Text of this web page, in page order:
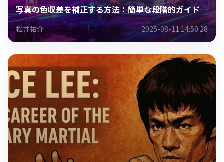
写真の色収差を補正する方法：簡単な段階的ガイド
松井祐介 2025-08-11 14:50:28